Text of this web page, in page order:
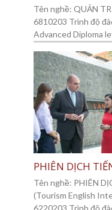
Tên nghề: QUẢN
6810203 Trình độ
Advanced Diploma
PHIÊN DỊCH
Tên nghề: PHIÊN
(Tourism English